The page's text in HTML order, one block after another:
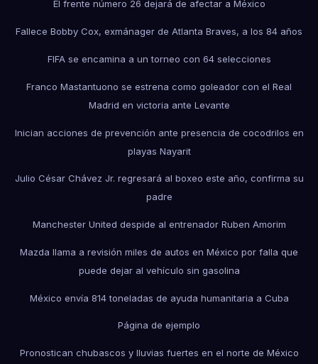
El frente número 26 dejará de afectar a México
Fallece Bobby Cox, exmánager de Atlanta Braves, a los 84 años
FIFA se encamina a un torneo con 64 selecciones
Franco Mastantuono se estrena como goleador con el Real
Madrid en victoria ante Levante
Inician acciones de prevención ante presencia de cocodrilos en
playas Nayarit
Julio César Chávez Jr. regresará al boxeo este año, confirma su
padre
Manchester United despide al entrenador Ruben Amorim
Mazda llama a revisión miles de autos en México por falla que
puede dejar al vehículo sin gasolina
México envía 814 toneladas de ayuda humanitaria a Cuba
Página de ejemplo
Pronostican chubascos y lluvias fuertes en el norte de México